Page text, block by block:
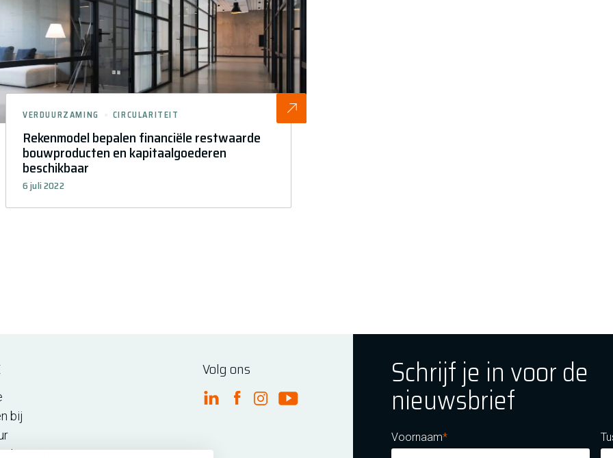
Rekenmodel bepalen financiële restwaarde
bouwproducten en kapitaalgoederen
beschikbaar
6 juli 2022
VERDUURZAMING CIRCULARITEIT
bij
de regio
Volg ons
FME Linkedin
FME Facebook
FME Instagram
FME Youtube
Schrijf je in voor de
nieuwsbrief
Voornaam